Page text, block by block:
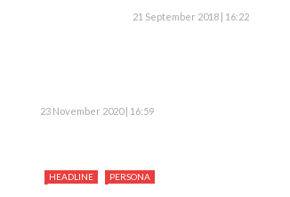
21 September 2018 | 16:22
23 November 2020 | 16:59
HEADLINE PERSONA